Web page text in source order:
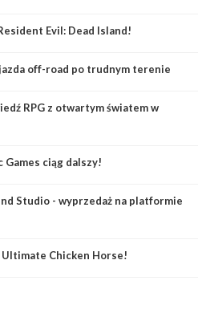
Evil: Dead Island!
off-road po trudnym terenie
RPG z otwartym światem w
ciąg dalszy!
Studio - wyprzedaż na platformie
Chicken Horse!